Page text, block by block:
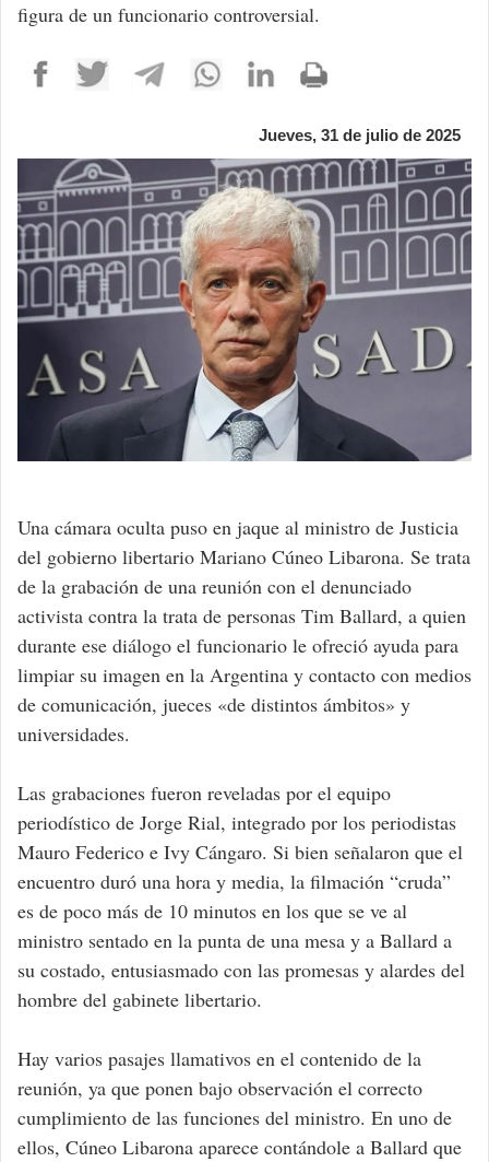
figura de un funcionario controversial.
Jueves, 31 de julio de 2025
Una cámara oculta puso en jaque al ministro de Justicia
del gobierno libertario Mariano Cúneo Libarona. Se trata
de la grabación de una reunión con el denunciado
activista contra la trata de personas Tim Ballard, a quien
durante ese diálogo el funcionario le ofreció ayuda para
limpiar su imagen en la Argentina y contacto con medios
de comunicación, jueces «de distintos ámbitos» y
universidades.
Las grabaciones fueron reveladas por el equipo
periodístico de Jorge Rial, integrado por los periodistas
Mauro Federico e Ivy Cángaro. Si bien señalaron que el
encuentro duró una hora y media, la filmación “cruda”
es de poco más de 10 minutos en los que se ve al
ministro sentado en la punta de una mesa y a Ballard a
su costado, entusiasmado con las promesas y alardes del
hombre del gabinete libertario.
Hay varios pasajes llamativos en el contenido de la
reunión, ya que ponen bajo observación el correcto
cumplimiento de las funciones del ministro. En uno de
ellos, Cúneo Libarona aparece contándole a Ballard que